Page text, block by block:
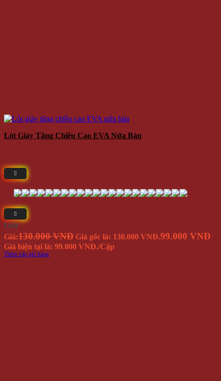
Lót Giày Tăng Chiều Cao EVA Nửa Bàn
Giá
Giá:130.000 VNĐ Giá gốc là: 130.000 VNĐ.99.000 VNĐ
Giá hiện tại là: 99.000 VNĐ./Cặp
Thêm vào giỏ hàng